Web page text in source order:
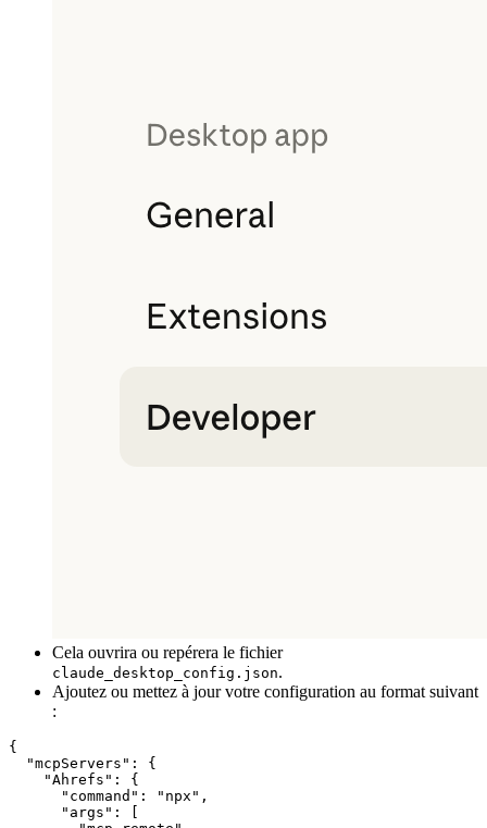
Cela ouvrira ou repérera le fichier
claude_desktop_config.json.
Ajoutez ou mettez à jour votre configuration au format suivant
:
{
  "mcpServers": {
    "Ahrefs": {
      "command": "npx",
      "args": [